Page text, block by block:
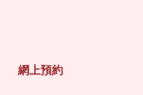
網上預約